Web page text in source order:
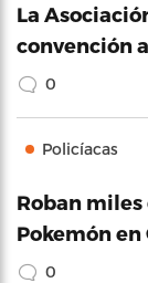
La
convención
0
Policíacas
Roban
Pokemón en
0